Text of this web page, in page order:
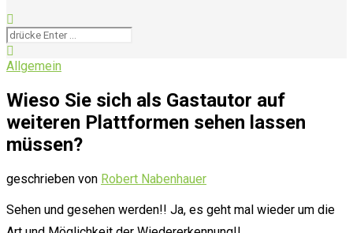
Allgemein
Wieso Sie sich als Gastautor auf
weiteren Plattformen sehen lassen
müssen?
geschrieben von Robert Nabenhauer
Sehen und gesehen werden!! Ja, es geht mal wieder um die